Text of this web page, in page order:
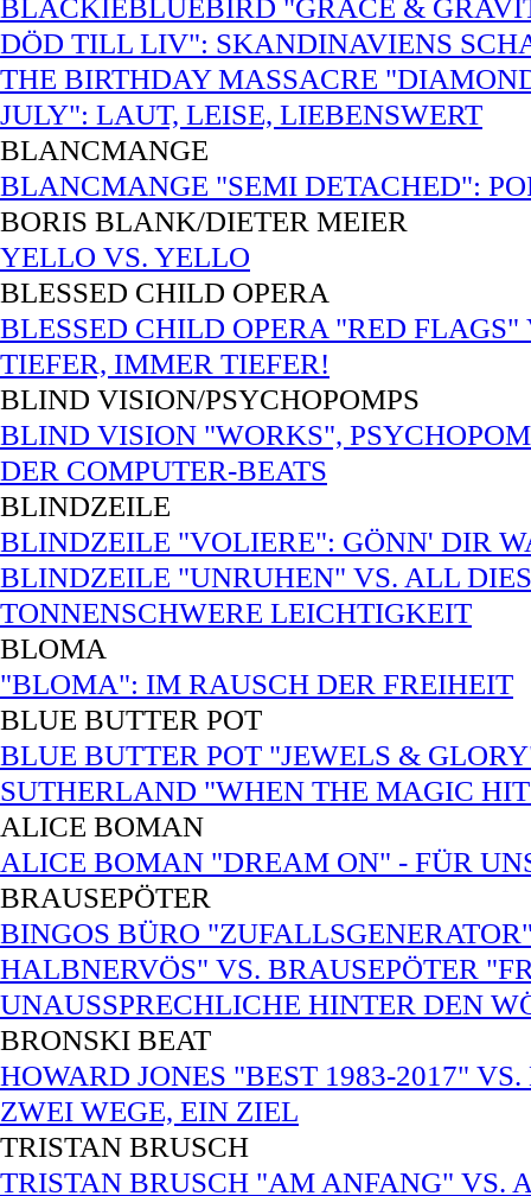
BLACKIEBLUEBIRD "GRACE &
DÖD TILL LIV": SKANDINAVIENS
THE BIRTHDAY MASSACRE
JULY": LAUT, LEISE, LIEBENSWERT
BLANCMANGE
BLANCMANGE "SEMI DETACHED":
BORIS BLANK/DIETER MEIER
YELLO VS. YELLO
BLESSED CHILD OPERA
BLESSED CHILD OPERA "RED
TIEFER, IMMER TIEFER!
BLIND VISION/PSYCHOPOMPS
BLIND VISION "WORKS",
DER COMPUTER-BEATS
BLINDZEILE
BLINDZEILE "VOLIERE": GÖNN' DIR
BLINDZEILE "UNRUHEN" VS. ALL
TONNENSCHWERE LEICHTIGKEIT
BLOMA
"BLOMA": IM RAUSCH DER FREIHEIT
BLUE BUTTER POT
BLUE BUTTER POT "JEWELS &
SUTHERLAND "WHEN THE MAGIC
ALICE BOMAN
ALICE BOMAN "DREAM ON" - FÜR
BRAUSEPÖTER
BINGOS BÜRO
HALBNERVÖS" VS. BRAUSEPÖTER
UNAUSSPRECHLICHE HINTER DEN
BRONSKI BEAT
HOWARD JONES "BEST 1983-2017"
ZWEI WEGE, EIN ZIEL
TRISTAN BRUSCH
TRISTAN BRUSCH "AM ANFANG" VS.